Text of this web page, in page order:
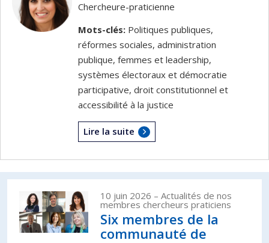
Chercheure-praticienne
Mots-clés: Politiques publiques,
réformes sociales, administration
publique, femmes et leadership,
systèmes électoraux et démocratie
participative, droit constitutionnel et
accessibilité à la justice
Lire la suite
10 juin 2026 – Actualités de nos
membres chercheurs praticiens
Six membres de la
communauté de